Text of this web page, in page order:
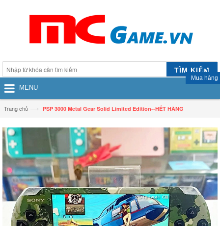
TÌM KIẾM
Mua hàng
MENU
Trang chủ —› PSP 3000 Metal Gear Solid Limited Edition--HẾT HÀNG